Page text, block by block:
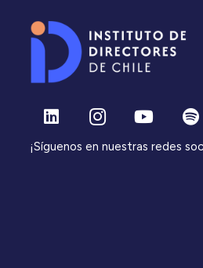
¡Síguenos en nuestras redes